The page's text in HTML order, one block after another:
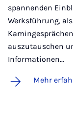
spannenden
Werksführung,
auszutauschen
Informationen…
Mehr